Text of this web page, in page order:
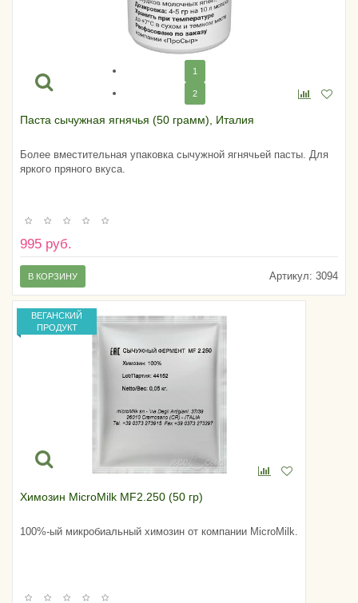
1
2
Паста сычужная ягнячья (50 грамм), Италия
Более вместительная упаковка сычужной ягнячьей пасты. Для
яркого пряного вкуса.
995 руб.
Артикул: 3094
В КОРЗИНУ
ВЕГАНСКИЙ
ПРОДУКТ
Химозин MicroMilk MF2.250 (50 гр)
100%-ый микробиальный химозин от компании MicroMilk.